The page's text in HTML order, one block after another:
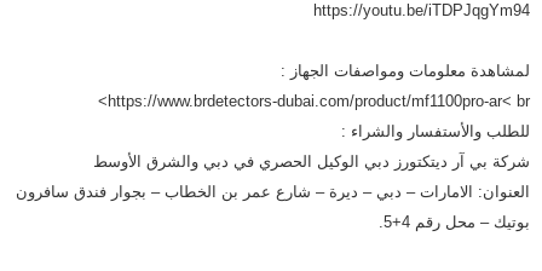
https://youtu.be/iTDPJqgYm94
لمشاهدة معلومات ومواصفات الجهاز :
https://www.brdetectors-dubai.com/product/mf1100pro-ar< br>
للطلب والأستفسار والشراء :
شركة بي آر ديتكتورز دبي الوكيل الحصري في دبي والشرق الأوسط
العنوان: الامارات – دبي – ديرة – شارع عمر بن الخطاب – بجوار فندق سافرون
بوتيك – محل رقم 4+5.